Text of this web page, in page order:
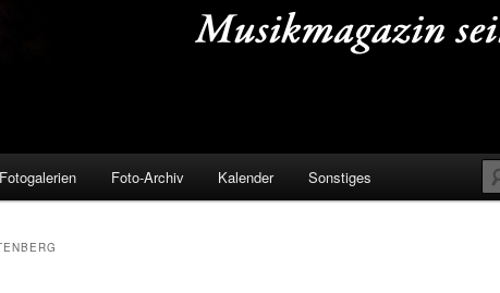
Fotogalerien Foto-Archiv Kalender Sonstiges